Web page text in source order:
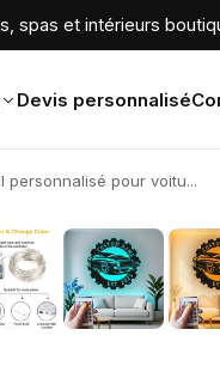
spas et intérieurs
Devis personnalisé
personnalisé pour voitu...